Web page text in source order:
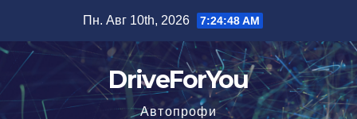
содержимому
Пн. Авг 10th, 2026 7:24:49 AM
DriveForYou
Автопрофи